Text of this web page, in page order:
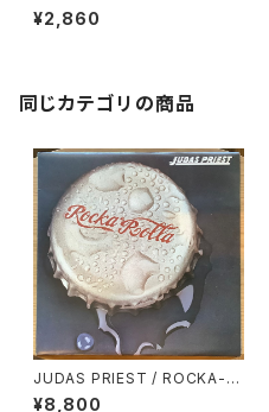
LARRY WILLIAMS
¥2,860
同じカテゴリの商品
JUDAS PRIEST / ROCKA-R
OLLA
¥8,800